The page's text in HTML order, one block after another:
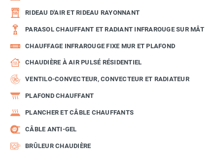
RIDEAU D'AIR ET RIDEAU RAYONNANT
PARASOL CHAUFFANT ET RADIANT INFRAROUGE SUR MÂT
CHAUFFAGE INFRAROUGE FIXE MUR ET PLAFOND
CHAUDIÈRE À AIR PULSÉ RÉSIDENTIEL
VENTILO-CONVECTEUR, CONVECTEUR ET RADIATEUR
PLAFOND CHAUFFANT
PLANCHER ET CÂBLE CHAUFFANTS
CÂBLE ANTI-GEL
BRÛLEUR CHAUDIÈRE